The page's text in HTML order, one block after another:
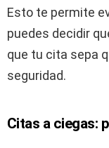
Esto te permite
puedes decidir
que tu cita sepa
seguridad.
Citas a ciegas: